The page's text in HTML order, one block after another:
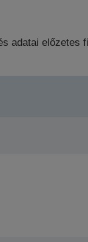
adatai előzetes